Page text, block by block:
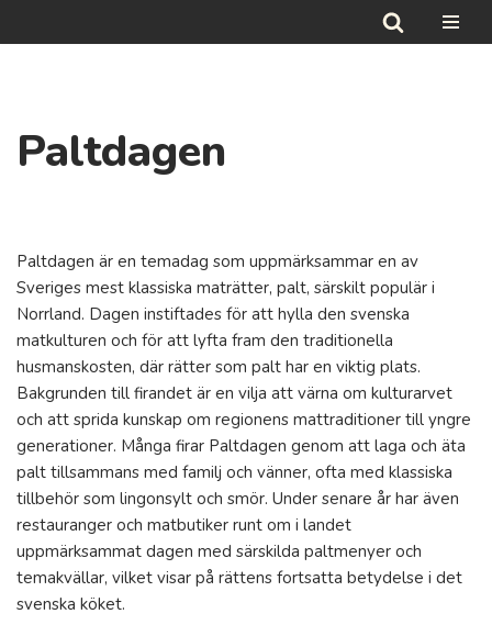
Paltdagen
Paltdagen är en temadag som uppmärksammar en av
Sveriges mest klassiska maträtter, palt, särskilt populär i
Norrland. Dagen instiftades för att hylla den svenska
matkulturen och för att lyfta fram den traditionella
husmanskosten, där rätter som palt har en viktig plats.
Bakgrunden till firandet är en vilja att värna om kulturarvet
och att sprida kunskap om regionens mattraditioner till yngre
generationer. Många firar Paltdagen genom att laga och äta
palt tillsammans med familj och vänner, ofta med klassiska
tillbehör som lingonsylt och smör. Under senare år har även
restauranger och matbutiker runt om i landet
uppmärksammat dagen med särskilda paltmenyer och
temakvällar, vilket visar på rättens fortsatta betydelse i det
svenska köket.